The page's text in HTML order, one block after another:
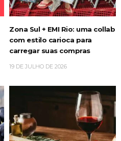
Zona Sul + EMI Rio: uma collab
com estilo carioca para
carregar suas compras
19 DE JULHO DE 2026